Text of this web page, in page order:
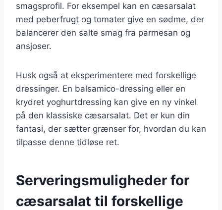
smagsprofil. For eksempel kan en cæsarsalat
med peberfrugt og tomater give en sødme, der
balancerer den salte smag fra parmesan og
ansjoser.
Husk også at eksperimentere med forskellige
dressinger. En balsamico-dressing eller en
krydret yoghurtdressing kan give en ny vinkel
på den klassiske cæsarsalat. Det er kun din
fantasi, der sætter grænser for, hvordan du kan
tilpasse denne tidløse ret.
Serveringsmuligheder for
cæsarsalat til forskellige